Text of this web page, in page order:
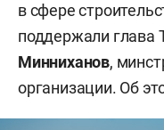
в сфере
поддержали глава
Минниханов,
организации. Об